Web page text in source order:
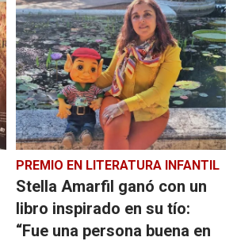
PREMIO EN LITERATURA INFANTIL
Stella Amarfil ganó con un
libro inspirado en su tío:
“Fue una persona buena en